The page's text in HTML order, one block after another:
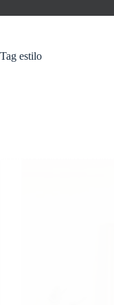
Tag estilo